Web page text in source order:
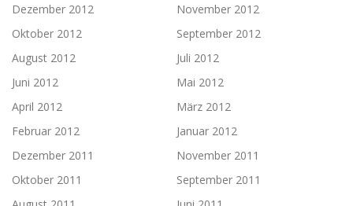
Dezember 2012
November 2012
Oktober 2012
September 2012
August 2012
Juli 2012
Juni 2012
Mai 2012
April 2012
März 2012
Februar 2012
Januar 2012
Dezember 2011
November 2011
Oktober 2011
September 2011